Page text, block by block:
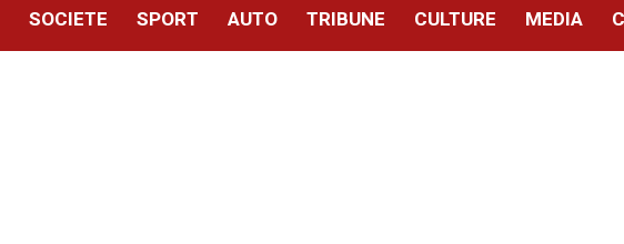
SOCIETE SPORT AUTO TRIBUNE CULTURE MEDIA